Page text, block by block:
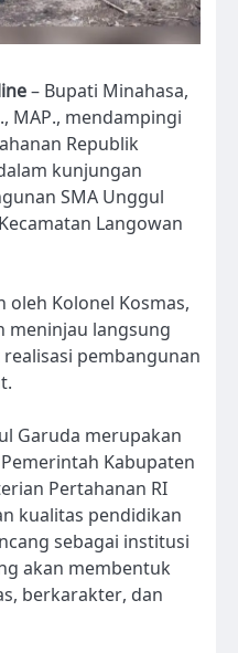
– Bupati Minahasa,
MAP., mendampingi
Republik
kunjungan
SMA Unggul
Langowan
oleh Kolonel Kosmas,
meninjau langsung
pembangunan
Garuda merupakan
Kabupaten
Pertahanan RI
kualitas pendidikan
sebagai institusi
akan membentuk
berkarakter, dan